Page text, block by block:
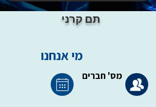
תם קרני
מי אנחנו
מס' חברים